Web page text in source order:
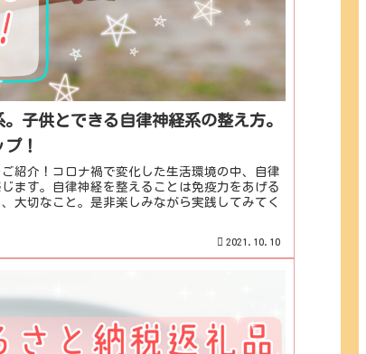
子供とできる自律神経系の整え方。
！
紹介！コロナ禍で変化した生活環境の中、自律
ます。自律神経を整えることは免疫力をあげる
大切なこと。是非楽しみながら実践してみてく
2021.10.10